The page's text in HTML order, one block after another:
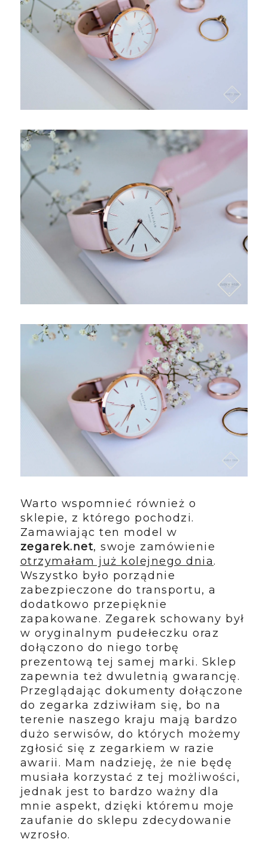
Warto wspomnieć również o
sklepie, z którego pochodzi.
Zamawiając ten model w
zegarek.net, swoje zamówienie
otrzymałam już kolejnego dnia.
Wszystko było porządnie
zabezpieczone do transportu, a
dodatkowo przepięknie
zapakowane. Zegarek schowany był
w oryginalnym pudełeczku oraz
dołączono do niego torbę
prezentową tej samej marki. Sklep
zapewnia też dwuletnią gwarancję.
Przeglądając dokumenty dołączone
do zegarka zdziwiłam się, bo na
terenie naszego kraju mają bardzo
dużo serwisów, do których możemy
zgłosić się z zegarkiem w razie
awarii. Mam nadzieję, że nie będę
musiała korzystać z tej możliwości,
jednak jest to bardzo ważny dla
mnie aspekt, dzięki któremu moje
zaufanie do sklepu zdecydowanie
wzrosło.